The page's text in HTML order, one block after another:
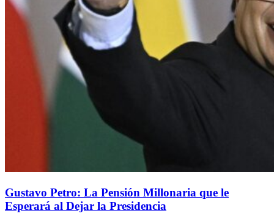
Gustavo Petro: La Pensión Millonaria que le
Esperará al Dejar la Presidencia